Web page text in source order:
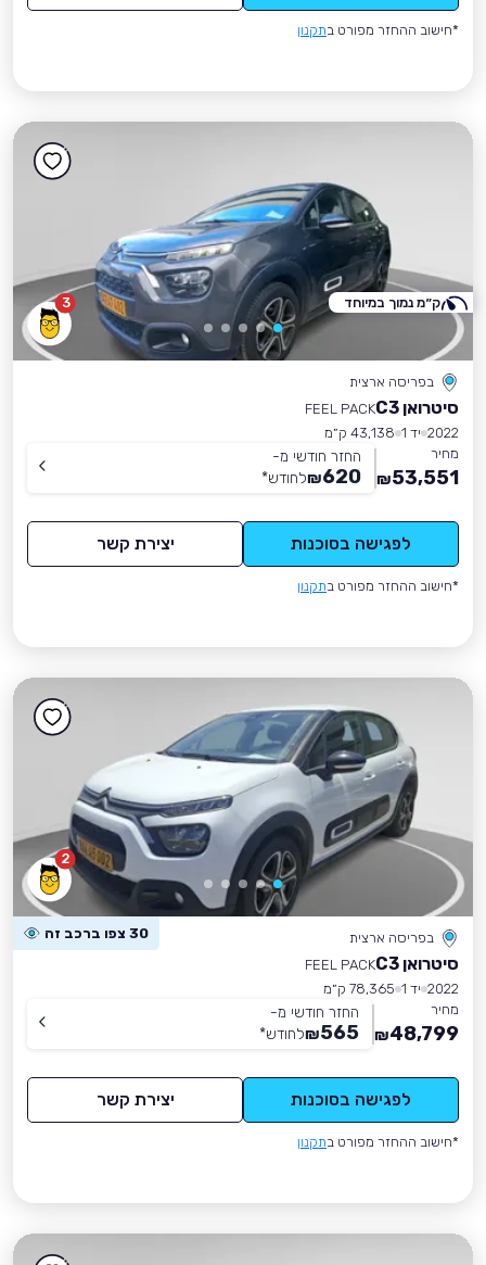
*חישוב ההחזר מפורט בתקנון
3
בפריסה ארצית
סיטרואן C3
FEEL PACK
2022 יד 1
43,138 ק״מ
מחיר
53,551
₪
החזר חודשי מ-
620
₪לחודש*
לפגישה בסוכנות יצירת קשר
*חישוב ההחזר מפורט בתקנון
ק״מ נמוך במיוחד
2
בפריסה ארצית 30 צפו ברכב זה
סיטרואן C3
FEEL PACK
2022 יד 1
78,365 ק״מ
מחיר
48,799
₪
החזר חודשי מ-
565
₪לחודש*
לפגישה בסוכנות יצירת קשר
*חישוב ההחזר מפורט בתקנון